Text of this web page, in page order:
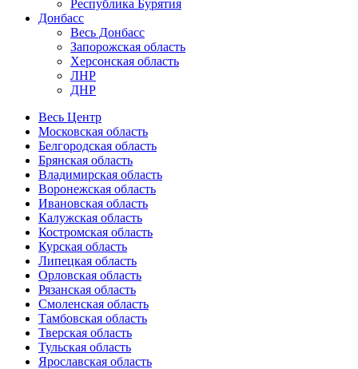
Республика Бурятия
Донбасс
Весь Донбасс
Запорожская область
Херсонская область
ЛНР
ДНР
Весь Центр
Московская область
Белгородская область
Брянская область
Владимирская область
Воронежская область
Ивановская область
Калужская область
Костромская область
Курская область
Липецкая область
Орловская область
Рязанская область
Смоленская область
Тамбовская область
Тверская область
Тульская область
Ярославская область